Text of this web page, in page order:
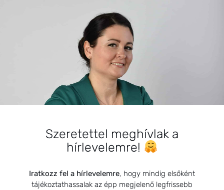
BEMUTATKOZÁS
egészségügyi biomérnök, fitoterapeuta és édesanya.
Küldetésem a gyógynövények hatékony
férfiak egészségének megőrzése és helyreállítása.
Szeretettel meghívlak a
hírlevelemre!
Iratkozz fel a hírlevelemre, hogy mindig elsőként
tájékoztathassalak az épp megjelenő legfrissebb